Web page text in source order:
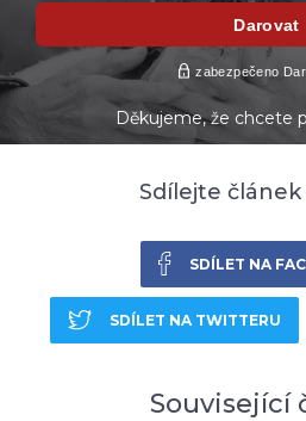
Děkujeme, že chcete
Sdílejte
SDÍLET NA
SDÍLET NA TWITTERU
Související